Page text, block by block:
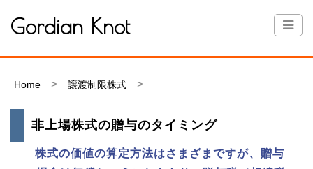
Gordian Knot
Home 譲渡制限株式
非上場株式の贈与のタイミング
株式の価値の算定方法はさまざまですが、贈与